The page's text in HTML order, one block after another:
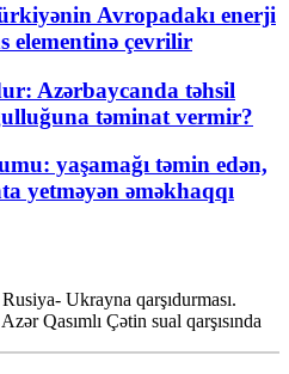
Avropadakı enerji
elementinə çevrilir
Azərbaycanda təhsil
təminat vermir?
yaşamağı təmin edən,
yetməyən əməkhaqqı
Ukrayna qarşıdurması.
Qasımlı Çətin sual qarşısında